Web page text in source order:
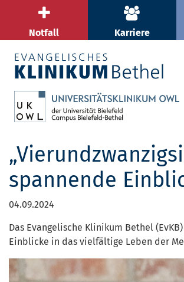
Notfall Karriere
spannende
04.09.2024
Das Evangelische Klinikum Bethel
Einblicke in das vielfältige Leben der